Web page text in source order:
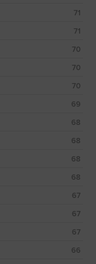
71
71
70
70
70
69
68
68
68
68
67
67
67
66